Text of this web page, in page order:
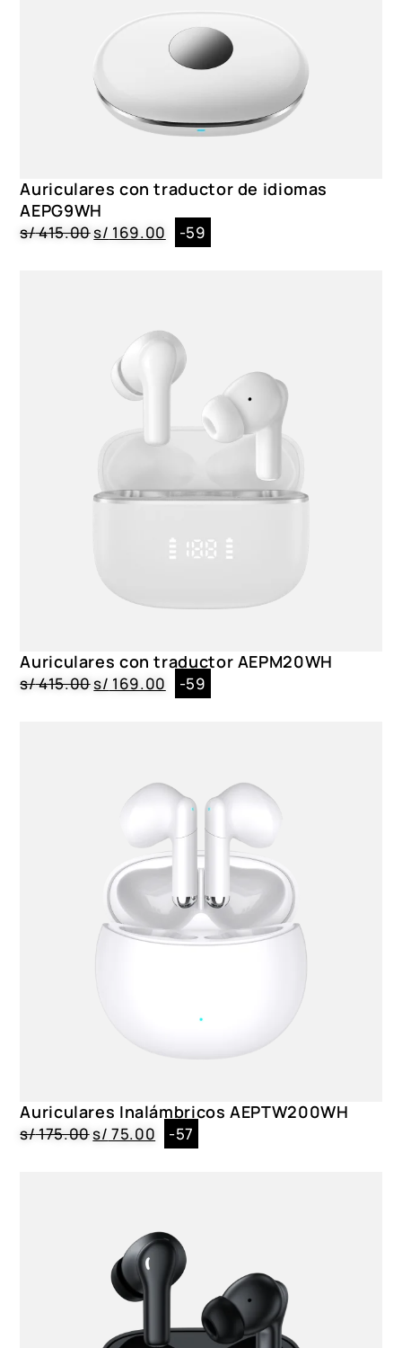
Auriculares con traductor de idiomas
AEPG9WH
s/415.00s/ 169.00 -59
Auriculares con traductor AEPM20WH
s/415.00s/ 169.00 -59
Auriculares Inalámbricos AEPTW200WH
s/175.00s/ 75.00 -57